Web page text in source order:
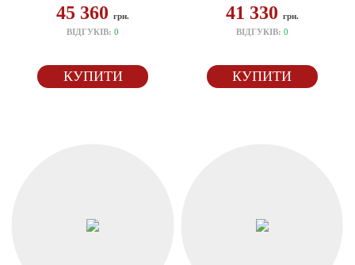
45 360грн.
ВІДГУКІВ:0
КУПИТИ
41 330 грн.
ВІДГУКІВ: 0
КУПИТИ